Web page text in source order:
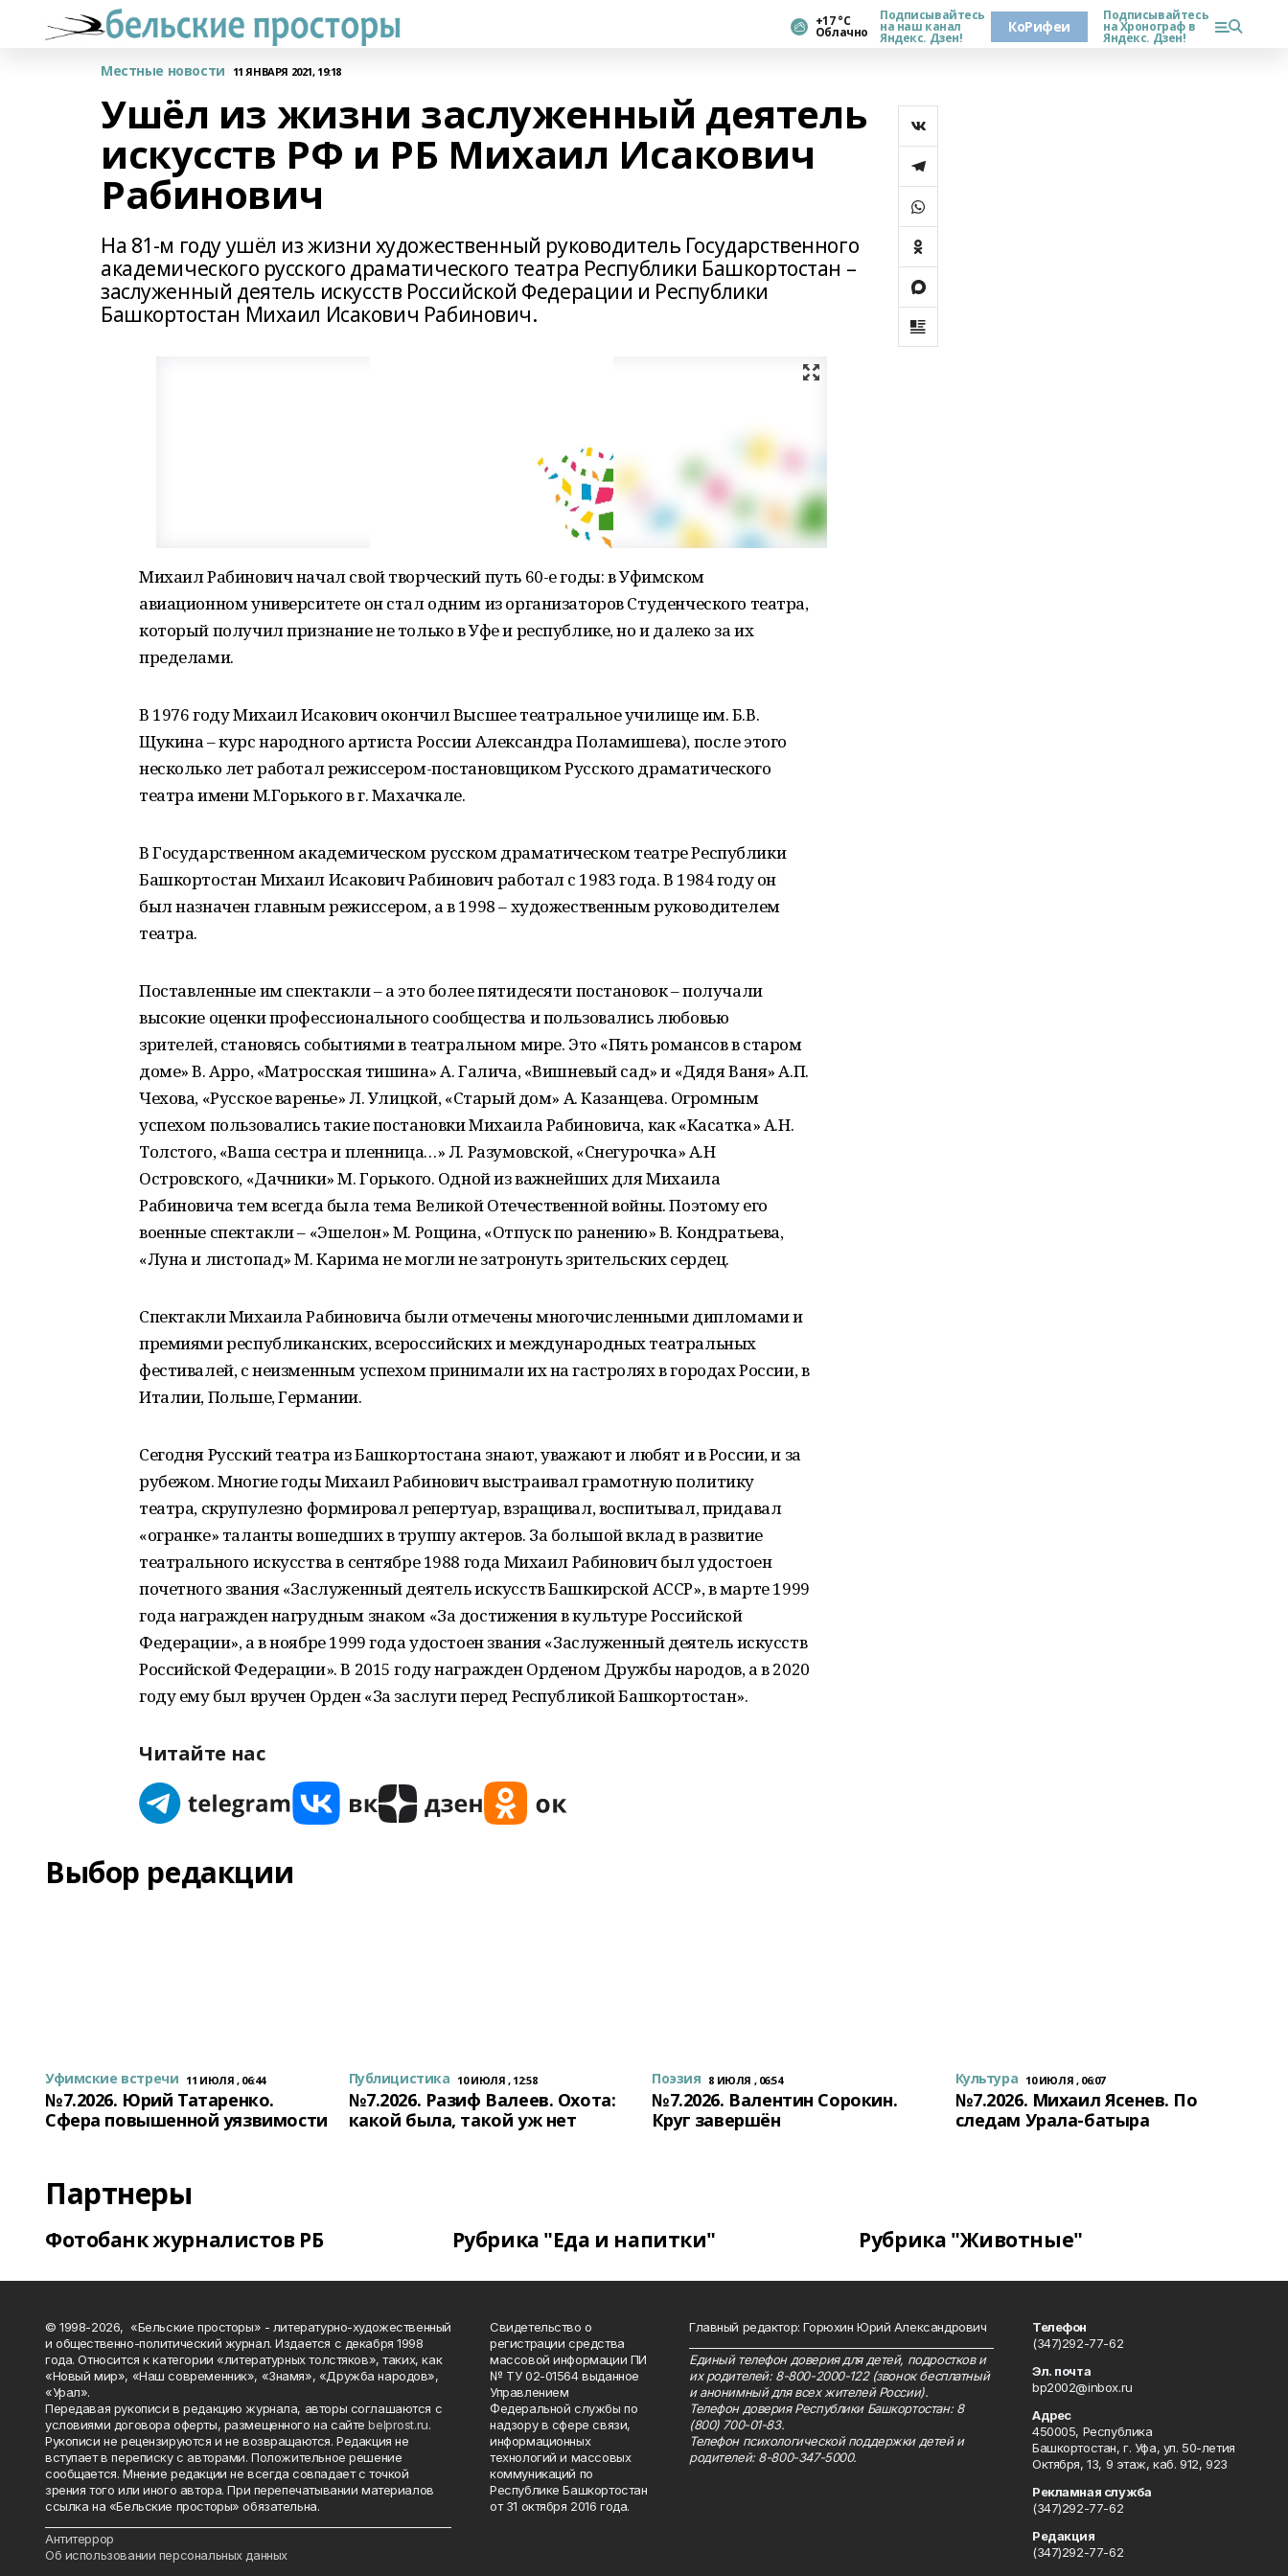
+17 °С
Облачно
Подписывайтесь
на наш канал
Яндекс. Дзен!
КоРифеи
Подписывайтесь
на Хронограф в
Яндекс. Дзен!
Местные новости 11 ЯНВАРЯ 2021, 19:18
Ушёл из жизни заслуженный деятель
искусств РФ и РБ Михаил Исакович
Рабинович
На 81-м году ушёл из жизни художественный руководитель Государственного
академического русского драматического театра Республики Башкортостан –
заслуженный деятель искусств Российской Федерации и Республики
Башкортостан Михаил Исакович Рабинович.
Михаил Рабинович начал свой творческий путь 60-е годы: в Уфимском
авиационном университете он стал одним из организаторов Студенческого театра,
который получил признание не только в Уфе и республике, но и далеко за их
пределами.
В 1976 году Михаил Исакович окончил Высшее театральное училище им. Б.В.
Щукина – курс народного артиста России Александра Поламишева), после этого
несколько лет работал режиссером-постановщиком Русского драматического
театра имени М.Горького в г. Махачкале.
В Государственном академическом русском драматическом театре Республики
Башкортостан Михаил Исакович Рабинович работал с 1983 года. В 1984 году он
был назначен главным режиссером, а в 1998 – художественным руководителем
театра.
Поставленные им спектакли – а это более пятидесяти постановок – получали
высокие оценки профессионального сообщества и пользовались любовью
зрителей, становясь событиями в театральном мире. Это «Пять романсов в старом
доме» В. Арро, «Матросская тишина» А. Галича, «Вишневый сад» и «Дядя Ваня» А.П.
Чехова, «Русское варенье» Л. Улицкой, «Старый дом» А. Казанцева. Огромным
успехом пользовались такие постановки Михаила Рабиновича, как «Касатка» А.Н.
Толстого, «Ваша сестра и пленница…» Л. Разумовской, «Снегурочка» А.Н
Островского, «Дачники» М. Горького. Одной из важнейших для Михаила
Рабиновича тем всегда была тема Великой Отечественной войны. Поэтому его
военные спектакли – «Эшелон» М. Рощина, «Отпуск по ранению» В. Кондратьева,
«Луна и листопад» М. Карима не могли не затронуть зрительских сердец.
Спектакли Михаила Рабиновича были отмечены многочисленными дипломами и
премиями республиканских, всероссийских и международных театральных
фестивалей, с неизменным успехом принимали их на гастролях в городах России, в
Италии, Польше, Германии.
Сегодня Русский театра из Башкортостана знают, уважают и любят и в России, и за
рубежом. Многие годы Михаил Рабинович выстраивал грамотную политику
театра, скрупулезно формировал репертуар, взращивал, воспитывал, придавал
«огранке» таланты вошедших в труппу актеров. За большой вклад в развитие
театрального искусства в сентябре 1988 года Михаил Рабинович был удостоен
почетного звания «Заслуженный деятель искусств Башкирской АССР», в марте 1999
года награжден нагрудным знаком «За достижения в культуре Российской
Федерации», а в ноябре 1999 года удостоен звания «Заслуженный деятель искусств
Российской Федерации». В 2015 году награжден Орденом Дружбы народов, а в 2020
году ему был вручен Орден «За заслуги перед Республикой Башкортостан».
Читайте нас
Выбор редакции
Уфимские встречи 11 ИЮЛЯ , 06:44
№7.2026. Юрий Татаренко.
Сфера повышенной уязвимости
Публицистика 10 ИЮЛЯ , 12:58
№7.2026. Разиф Валеев. Охота:
какой была, такой уж нет
Поэзия 8 ИЮЛЯ , 06:54
№7.2026. Валентин Сорокин.
Круг завершён
Культура 10 ИЮЛЯ , 06:07
№7.2026. Михаил Ясенев. По
следам Урала-батыра
Партнеры
Фотобанк журналистов РБ Рубрика "Еда и напитки" Рубрика "Животные"
© 1998-2026, «Бельские просторы» - литературно-художественный
и общественно-политический журнал. Издается с декабря 1998
года. Относится к категории «литературных толстяков», таких, как
«Новый мир», «Наш современник», «Знамя», «Дружба народов»,
«Урал».
Передавая рукописи в редакцию журнала, авторы соглашаются с
условиями договора оферты, размещенного на сайтеbelprost.ru.
Рукописи не рецензируются и не возвращаются. Редакция не
вступает в переписку с авторами. Положительное решение
сообщается. Мнение редакции не всегда совпадает с точкой
зрения того или иного автора. При перепечатывании материалов
ссылка на «Бельские просторы» обязательна.
Антитеррор
Об использовании персональных данных
Свидетельство о
регистрации средства
массовой информации ПИ
№ ТУ 02-01564 выданное
Управлением
Федеральной службы по
надзору в сфере связи,
информационных
технологий и массовых
коммуникаций по
Республике Башкортостан
от 31 октября 2016 года.
Главный редактор: Горюхин Юрий Александрович
Единый телефон доверия для детей, подростков и
их родителей: 8-800-2000-122 (звонок бесплатный
и анонимный для всех жителей России).
Телефон доверия Республики Башкортостан: 8
(800) 700-01-83.
Телефон психологической поддержки детей и
родителей: 8-800-347-5000.
Телефон
(347)292-77-62
Эл. почта
bp2002@inbox.ru
Адрес
450005, Республика
Башкортостан, г. Уфа, ул. 50-летия
Октября, 13, 9 этаж, каб. 912, 923
Рекламная служба
(347)292-77-62
Редакция
(347)292-77-62